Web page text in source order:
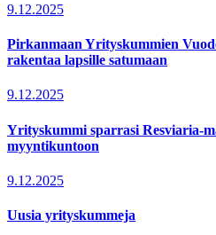
9.12.2025
Pirkanmaan Yrityskummien
rakentaa lapsille satumaan
9.12.2025
Yrityskummi sparrasi Resviaria-
myyntikuntoon
9.12.2025
Uusia yrityskummeja